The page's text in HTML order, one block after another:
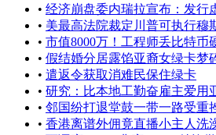
• 经济崩盘委内瑞拉宣布：发行
• 美最高法院裁定川普可执行穆
• 市值8000万！工程师丢比特币
• 假结婚分居露馅亚裔女绿卡梦
• 遣返令获取消难民保住绿卡
• 研究：比本地工勤奋雇主爱用
• 邻国纷打退堂鼓一带一路受重
• 香港离谱外佣竟直播小主人洗